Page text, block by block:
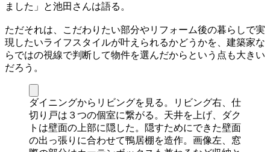
ました」と池田さんは語る。
ただそれは、こだわりたい部分やリフォーム後の暮らしで実
現したいライフスタイルが叶えられるかどうかを、建築家な
らではの視線で判断して物件を選んだからという点も大きい
だろう。
ダイニングからリビングを見る。リビング右、仕
切り戸は３つの個室に繋がる。天井を上げ、ダク
トは壁面の上部に隠した。隠すためにできた壁面
の出っ張りに合わせて鴨居棚を造作。画像左、窓